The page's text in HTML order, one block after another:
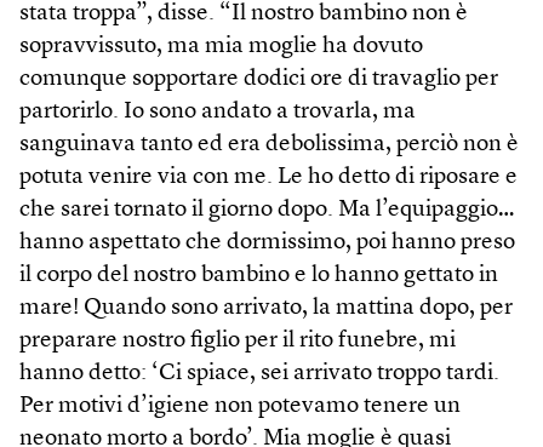
stata troppa”, disse. “Il nostro bambino non è
sopravvissuto, ma mia moglie ha dovuto
comunque sopportare dodici ore di travaglio per
partorirlo. Io sono andato a trovarla, ma
sanguinava tanto ed era debolissima, perciò non è
potuta venire via con me. Le ho detto di riposare e
che sarei tornato il giorno dopo. Ma l’equipaggio…
hanno aspettato che dormissimo, poi hanno preso
il corpo del nostro bambino e lo hanno gettato in
mare! Quando sono arrivato, la mattina dopo, per
preparare nostro figlio per il rito funebre, mi
hanno detto: ‘Ci spiace, sei arrivato troppo tardi.
Per motivi d’igiene non potevamo tenere un
neonato morto a bordo’. Mia moglie è quasi